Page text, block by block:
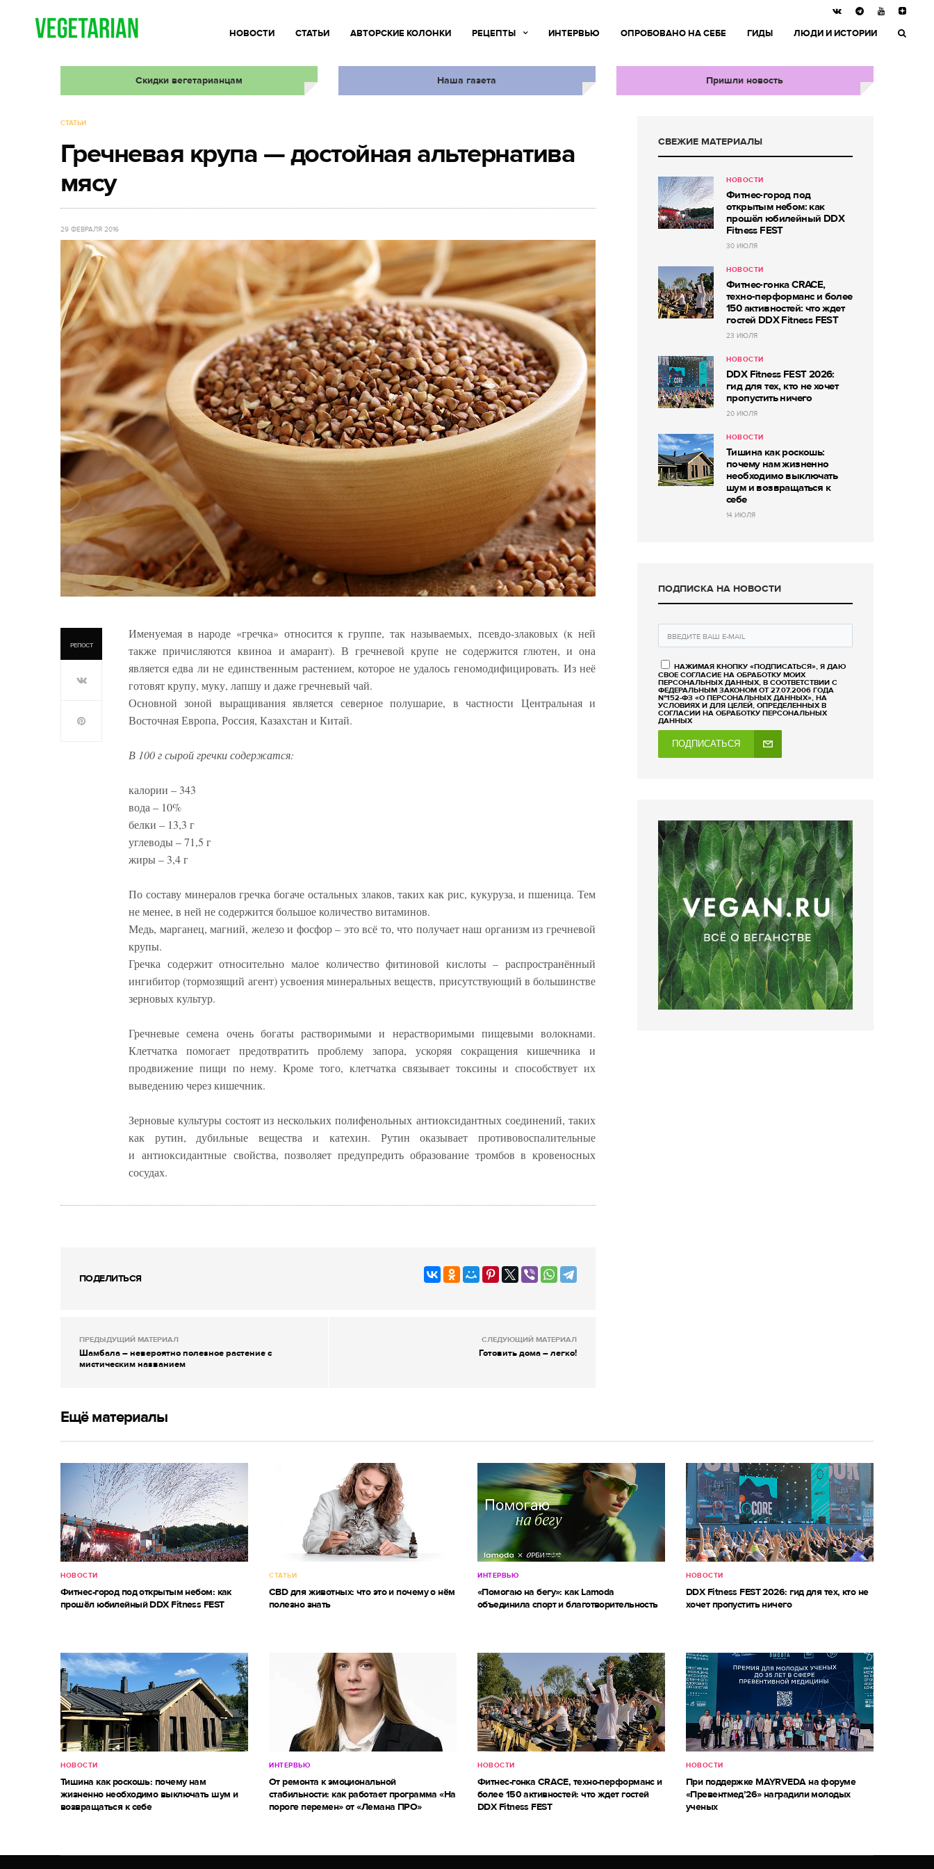
НОВОСТИ СТАТЬИ АВТОРСКИЕ КОЛОНКИ РЕЦЕПТЫ ИНТЕРВЬЮ ОПРОБОВАНО НА СЕБЕ ГИДЫ ЛЮДИ И ИСТОРИИ
Скидки вегетарианцам Наша газета Пришли новость
СТАТЬИ
Гречневая крупа — достойная альтернатива
мясу
29 ФЕВРАЛЯ 2016
РЕПОСТ
Именуемая в народе «гречка» относится к группе, так называемых, псевдо-злаковых (к ней
также причисляются квиноа и амарант). В гречневой крупе не содержится глютен, и она
является едва ли не единственным растением, которое не удалось геномодифицировать. Из неё
готовят крупу, муку, лапшу и даже гречневый чай.
Основной зоной выращивания является северное полушарие, в частности Центральная и
Восточная Европа, Россия, Казахстан и Китай.
В 100 г сырой гречки содержатся:
калории – 343
вода – 10%
белки – 13,3 г
углеводы – 71,5 г
жиры – 3,4 г
По составу минералов гречка богаче остальных злаков, таких как рис, кукуруза, и пшеница. Тем
не менее, в ней не содержится большое количество витаминов.
Медь, марганец, магний, железо и фосфор – это всё то, что получает наш организм из гречневой
крупы.
Гречка содержит относительно малое количество фитиновой кислоты – распространённый
ингибитор (тормозящий агент) усвоения минеральных веществ, присутствующий в большинстве
зерновых культур.
Гречневые семена очень богаты растворимыми и нерастворимыми пищевыми волокнами.
Клетчатка помогает предотвратить проблему запора, ускоряя сокращения кишечника и
продвижение пищи по нему. Кроме того, клетчатка связывает токсины и способствует их
выведению через кишечник.
Зерновые культуры состоят из нескольких полифенольных антиоксидантных соединений, таких
как рутин, дубильные вещества и катехин. Рутин оказывает противовоспалительные
и антиоксидантные свойства, позволяет предупредить образование тромбов в кровеносных
сосудах.
ПОДЕЛИТЬСЯ
ПРЕДЫДУЩИЙ МАТЕРИАЛ
Шамбала – невероятно полезное растение с
мистическим названием
СЛЕДУЮЩИЙ МАТЕРИАЛ
Готовить дома – легко!
СВЕЖИЕ МАТЕРИАЛЫ
НОВОСТИ
Фитнес-город под
открытым небом: как
прошёл юбилейный DDX
Fitness FEST
30 ИЮЛЯ
НОВОСТИ
Фитнес-гонка CRACE,
техно-перформанс и более
150 активностей: что ждет
гостей DDX Fitness FEST
23 ИЮЛЯ
НОВОСТИ
DDX Fitness FEST 2026:
гид для тех, кто не хочет
пропустить ничего
20 ИЮЛЯ
НОВОСТИ
Тишина как роскошь:
почему нам жизненно
необходимо выключать
шум и возвращаться к
себе
14 ИЮЛЯ
ПОДПИСКА НА НОВОСТИ
НАЖИМАЯ КНОПКУ «ПОДПИСАТЬСЯ», Я ДАЮ
СВОЕ СОГЛАСИЕ НА ОБРАБОТКУ МОИХ
ПЕРСОНАЛЬНЫХ ДАННЫХ, В СООТВЕТСТВИИ С
ФЕДЕРАЛЬНЫМ ЗАКОНОМ ОТ 27.07.2006 ГОДА
№152-ФЗ «О ПЕРСОНАЛЬНЫХ ДАННЫХ», НА
УСЛОВИЯХ И ДЛЯ ЦЕЛЕЙ, ОПРЕДЕЛЕННЫХ В
СОГЛАСИИ НА ОБРАБОТКУ ПЕРСОНАЛЬНЫХ
ДАННЫХ
ПОДПИСАТЬСЯ
Ещё материалы
НОВОСТИ
Фитнес-город под открытым небом: как
прошёл юбилейный DDX Fitness FEST
СТАТЬИ
CBD для животных: что это и почему о нём
полезно знать
ИНТЕРВЬЮ
«Помогаю на бегу»: как Lamoda
объединила спорт и благотворительность
НОВОСТИ
DDX Fitness FEST 2026: гид для тех, кто не
хочет пропустить ничего
НОВОСТИ
Тишина как роскошь: почему нам
жизненно необходимо выключать шум и
возвращаться к себе
ИНТЕРВЬЮ
От ремонта к эмоциональной
стабильности: как работает программа «На
пороге перемен» от «Лемана ПРО»
НОВОСТИ
Фитнес-гонка CRACE, техно-перформанс и
более 150 активностей: что ждет гостей
DDX Fitness FEST
НОВОСТИ
При поддержке MAYRVEDA на форуме
«Превентмед’26» наградили молодых
ученых